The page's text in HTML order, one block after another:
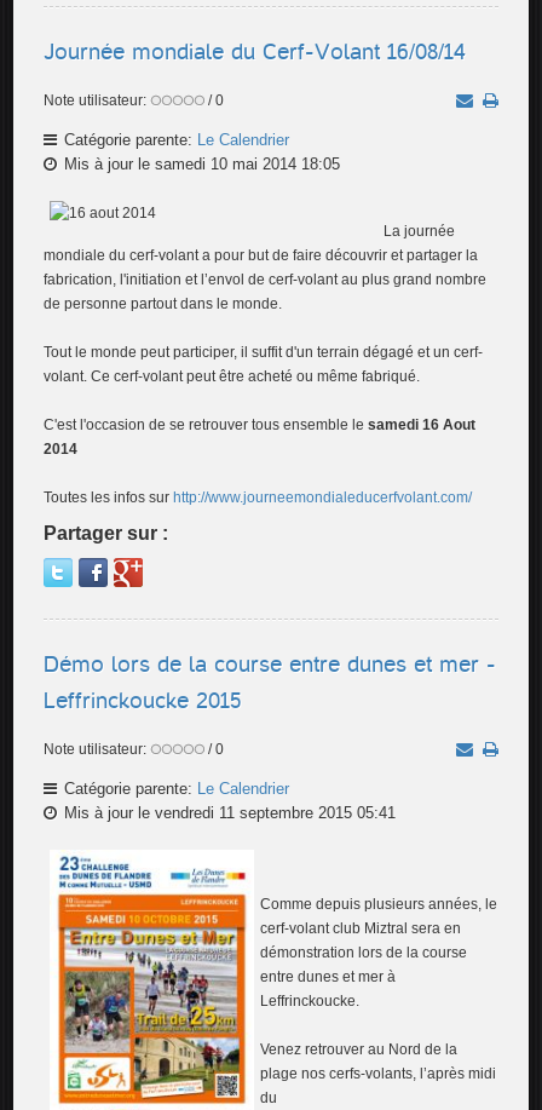
Journée mondiale du Cerf-Volant 16/08/14
Note utilisateur: / 0
Catégorie parente:
Le Calendrier
Mis à jour le samedi 10 mai 2014 18:05
La journée
mondiale du cerf-volant a pour but de faire découvrir et partager la
fabrication, l'initiation et l’envol de cerf-volant au plus grand nombre
de personne partout dans le monde.
Tout le monde peut participer, il suffit d'un terrain dégagé et un cerf-
volant. Ce cerf-volant peut être acheté ou même fabriqué.
C'est l'occasion de se retrouver tous ensemble lesamedi 16 Aout
2014
Toutes les infos sur http://www.journeemondialeducerfvolant.com/
Partager sur :
Démo lors de la course entre dunes et mer -
Leffrinckoucke 2015
Note utilisateur: / 0
Catégorie parente:
Le Calendrier
Mis à jour le vendredi 11 septembre 2015 05:41
Comme depuis plusieurs années, le
cerf-volant club Miztral sera en
démonstration lors de la course
entre dunes et mer à
Leffrinckoucke.
Venez retrouver au Nord de la
plage nos cerfs-volants, l’après midi
du